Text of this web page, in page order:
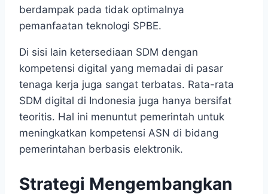
berdampak pada tidak optimalnya
pemanfaatan teknologi SPBE.
Di sisi lain ketersediaan SDM dengan
kompetensi digital yang memadai di pasar
tenaga kerja juga sangat terbatas. Rata-rata
SDM digital di Indonesia juga hanya bersifat
teoritis. Hal ini menuntut pemerintah untuk
meningkatkan kompetensi ASN di bidang
pemerintahan berbasis elektronik.
Strategi Mengembangkan